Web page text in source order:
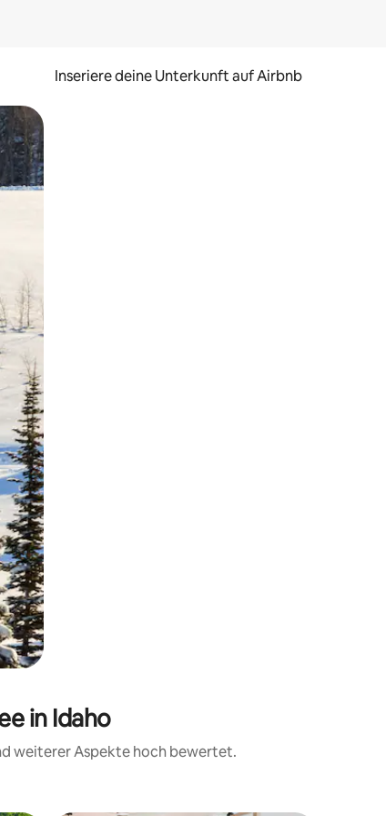
Inseriere deine Unterkunft auf Airbnb
oder Wischgesten.
in Idaho
weiterer Aspekte hoch bewertet.